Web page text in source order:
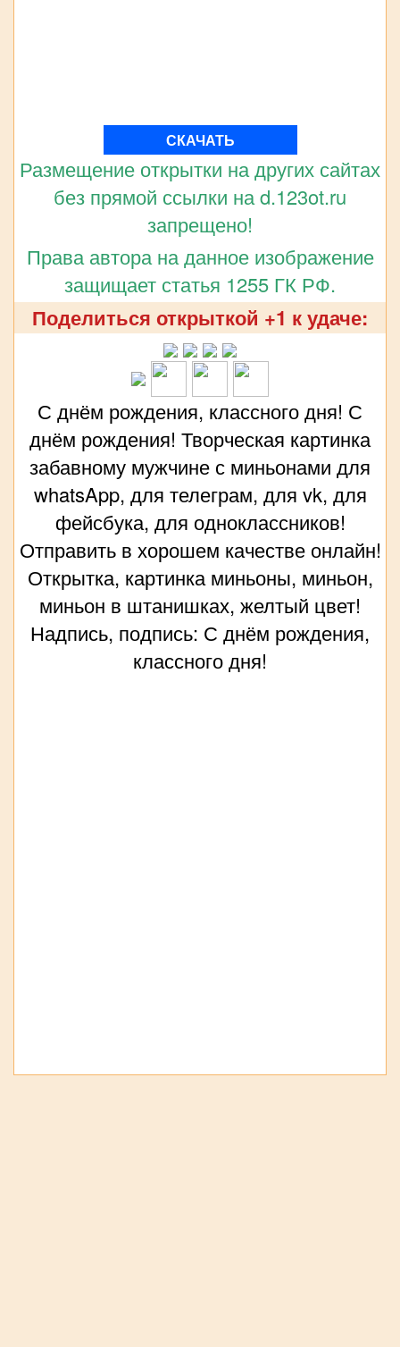
СКАЧАТЬ
Размещение открытки на других сайтах
без прямой ссылки на d.123ot.ru
запрещено!
Права автора на данное изображение
защищает статья 1255 ГК РФ.
Поделиться открыткой +1 к удаче:
С днём рождения, классного дня! С
днём рождения! Творческая картинка
забавному мужчине с миньонами для
whatsApp, для телеграм, для vk, для
фейсбука, для одноклассников!
Отправить в хорошем качестве онлайн!
Открытка, картинка миньоны, миньон,
миньон в штанишках, желтый цвет!
Надпись, подпись: С днём рождения,
классного дня!